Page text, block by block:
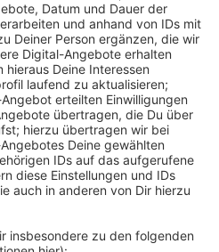
Auf der A57 kam es
Reuschenberg zu einem
Überholvorgang. Ein 26-
Wagen überholen und
Fahrstreifen. Ein
und konnte nicht mehr
auf den mittleren
gegen ein Auto. Das
Die beiden Frauen im
verletzt - genauso wie